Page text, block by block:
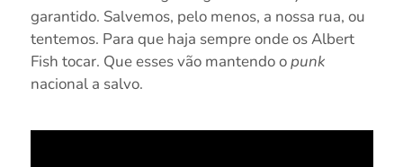
garantido. Salvemos, pelo menos, a nossa rua, ou
tentemos. Para que haja sempre onde os Albert
Fish tocar. Que esses vão mantendo opunk
nacional a salvo.